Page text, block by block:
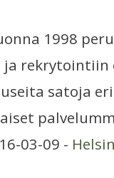
1998
ja
satoja
03-09 -